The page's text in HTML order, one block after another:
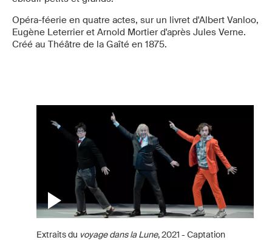
Opéra-féerie en quatre actes, sur un livret d'Albert Vanloo,
Eugène Leterrier et Arnold Mortier d'après Jules Verne.
Créé au Théâtre de la Gaîté en 1875.
Extraits du voyage dans la Lune, 2021 - Captation